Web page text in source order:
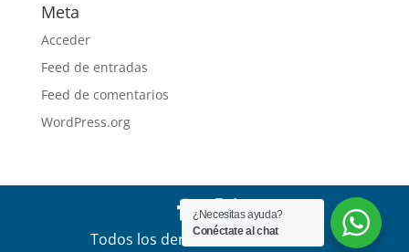
Meta
Acceder
Feed de entradas
Feed de comentarios
WordPress.org
Todos los derechos reservados a
¿Necesitas ayuda?
Conéctate al chat